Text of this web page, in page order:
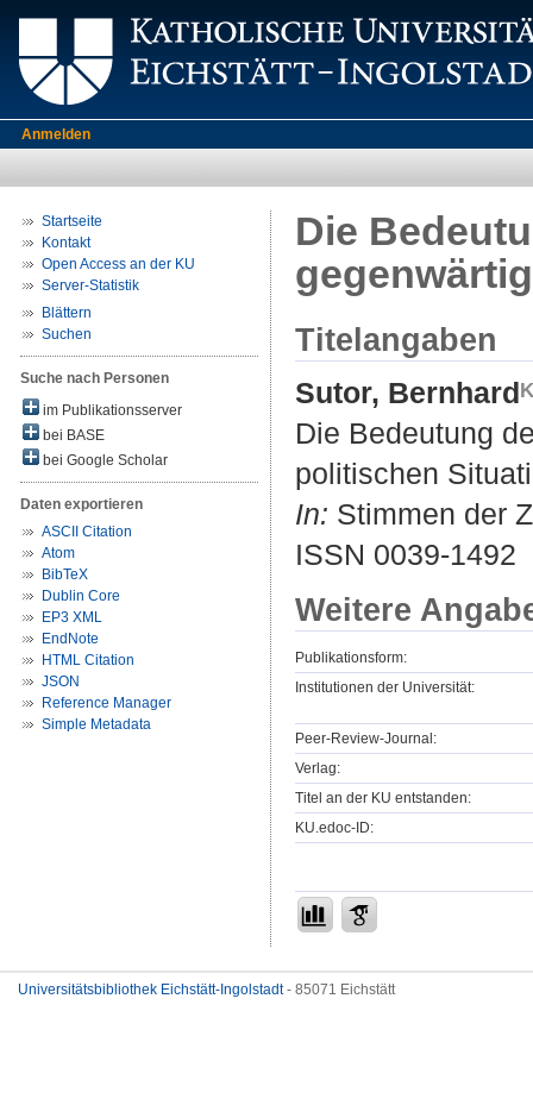
Anmelden
Startseite
Kontakt
Open Access an der KU
Server-Statistik
Blättern
Suchen
Suche nach Personen
im Publikationsserver
bei BASE
bei Google Scholar
Daten exportieren
ASCII Citation
Atom
BibTeX
Dublin Core
EP3 XML
EndNote
HTML Citation
JSON
Reference Manager
Simple Metadata
Die
Titelangaben
Sutor, Bernhard
Die Bedeutung
politischen
In: Stimmen der
ISSN 0039-1492
Weitere
Publikationsform:
Institutionen der Universität:
Peer-Review-Journal:
Verlag:
Titel an der KU entstanden:
KU.edoc-ID:
Universitätsbibliothek Eichstätt-Ingolstadt- 85071 Eichstätt